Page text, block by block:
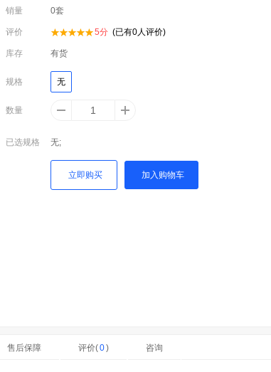
销量 0套
评价 5分 (已有0人评价)
库存 有货
规格 无
数量
已选规格 无;
立即购买 加入购物车
售后保障 评价(0) 咨询